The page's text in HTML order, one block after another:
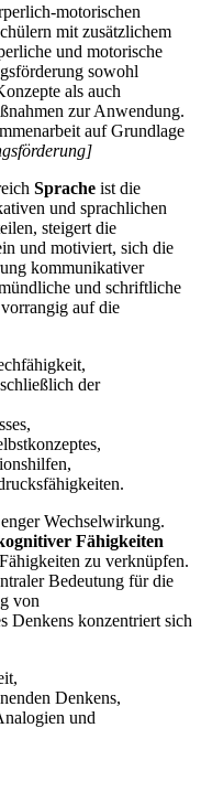
motorischen
mit zusätzlichem
und motorische
sowohl
als auch
zur Anwendung.
auf Grundlage
Sprache ist die
und sprachlichen
steigert die
und motiviert, sich die
kommunikativer
und schriftliche
auf die
der
Wechselwirkung.
Fähigkeiten
zu verknüpfen.
Bedeutung für die
von
Denkens konzentriert sich
Denkens,
und